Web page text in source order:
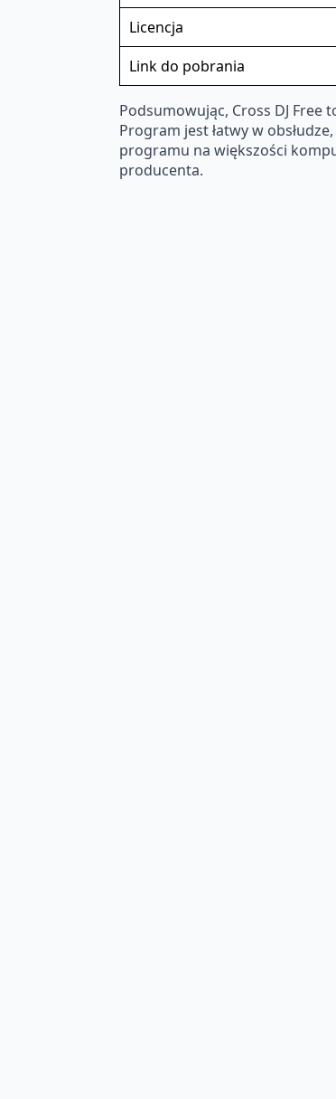
Licencja
Link do pobrania
Podsumowując, Cross DJ
Program jest łatwy w
programu na większości
producenta.